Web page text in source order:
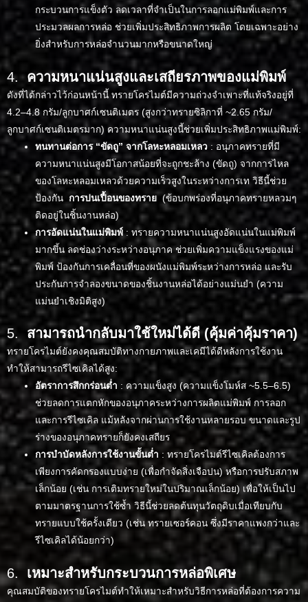
กระบวนการแข็งตัว ลดเวลาที่จำเป็นในการลอกแม่พิมพ์และการ
ประมวลผลการหล่อ ช่วยเพิ่มประสิทธิภาพการผลิต โดยเฉพาะอย่าง
ยิ่งสำหรับการหล่อจำนวนมากหรือขนาดใหญ่
4.ความหนาแน่นสูงและเสถียรภาพของแม่พิมพ์
ดังที่ได้กล่าวไว้ก่อนหน้านี้ ทรายโครไมต์มีความถ่วงจำเพาะที่แท้จริงอยู่ที่
4.2–4.8 กรัม/ลูกบาศก์เซนติเมตร (สูงกว่าทรายซิลิกาที่ ~2.65 กรัม/
ลูกบาศก์เซนติเมตรมาก) ความหนาแน่นสูงนี้ช่วยเพิ่มประสิทธิภาพแม่พิมพ์:
ทนทานต่อการ “ขัดถู” จากโลหะหลอมเหลว : อนุภาคทรายที่มี
ความหนาแน่นสูงมีโอกาสน้อยที่จะถูกชะล้าง (ขัดถู) จากการไหล
ของโลหะหลอมเหลวด้วยความเร็วสูงในระหว่างการเท วิธีนี้ช่วย
ป้องกันการปนเปื้อนของทราย(ข้อบกพร่องที่อนุภาคทรายหลวมๆ
ติดอยู่ในชิ้นงานหล่อ)
การอัดแน่นในแม่พิมพ์ : ทรายความหนาแน่นสูงอัดแน่นในแม่พิมพ์
มากขึ้น ลดช่องว่างระหว่างอนุภาค ช่วยเพิ่มความแข็งแรงของแม่
พิมพ์ ป้องกันการเคลื่อนที่ของผนังแม่พิมพ์ระหว่างการหล่อ และรับ
ประกันการจำลองขนาดของชิ้นงานหล่อได้อย่างแม่นยำ (ความ
แม่นยำเชิงมิติสูง)
5. สามารถนำกลับมาใช้ใหม่ได้ดี (คุ้มค่าคุ้มราคา)
ทรายโครไมต์ยังคงคุณสมบัติทางกายภาพและเคมีได้ดีหลังการใช้งาน
ทำให้สามารถรีไซเคิลได้สูง:
อัตราการสึกกร่อนต่ำ : ความแข็งสูง (ความแข็งโมห์ส ~5.5–6.5)
ช่วยลดการแตกหักของอนุภาคระหว่างการผลิตแม่พิมพ์ การลอก
และการรีไซเคิล แม้หลังจากผ่านการใช้งานหลายรอบ ขนาดและรูป
ร่างของอนุภาคทรายก็ยังคงเสถียร
การบำบัดหลังการใช้งานขั้นต่ำ : ทรายโครไมต์รีไซเคิลต้องการ
เพียงการคัดกรองแบบง่าย (เพื่อกำจัดสิ่งเจือปน) หรือการปรับสภาพ
เล็กน้อย (เช่น การเติมทรายใหม่ในปริมาณเล็กน้อย) เพื่อให้เป็นไป
ตามมาตรฐานการใช้ซ้ำ วิธีนี้ช่วยลดต้นทุนวัตถุดิบเมื่อเทียบกับ
ทรายแบบใช้ครั้งเดียว (เช่น ทรายเซอร์คอน ซึ่งมีราคาแพงกว่าและ
รีไซเคิลได้น้อยกว่า)
6. เหมาะสำหรับกระบวนการหล่อพิเศษ
คุณสมบัติของทรายโครไมต์ทำให้เหมาะสำหรับวิธีการหล่อที่ต้องการความ